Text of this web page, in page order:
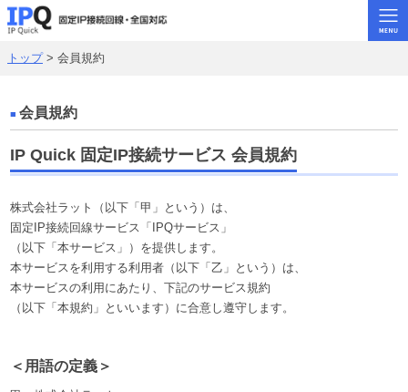
固定･ギガ系
固定･メガ系
ビジネス回線
固定･ADSL
よくある質問
お問い合わせ
トップ> 会員規約
会員規約
IP Quick 固定IP接続サービス 会員規約
株式会社ラット（以下「甲」という）は、
固定IP接続回線サービス「IPQサービス」
（以下「本サービス」）を提供します。
本サービスを利用する利用者（以下「乙」という）は、
本サービスの利用にあたり、下記のサービス規約
（以下「本規約」といいます）に合意し遵守します。
＜用語の定義＞